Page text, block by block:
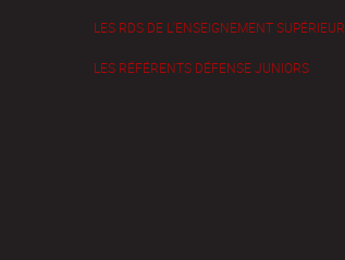
LES RDS DE L'ENSEIGNEMENT SUPÉRIEUR
LES RÉFÉRENTS DÉFENSE JUNIORS